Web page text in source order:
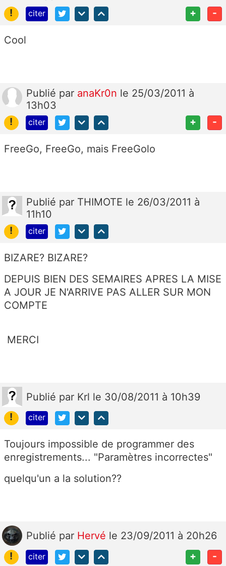
!
citer + -
Cool
Publié par anaKr0n le 25/03/2011 à
13h03
!
citer + -
FreeGo, FreeGo, mais FreeGolo
Publié par THIMOTE le 26/03/2011 à
11h10
!
citer
BIZARE? BIZARE?
DEPUIS BIEN DES SEMAIRES APRES LA MISE
A JOUR JE N'ARRIVE PAS ALLER SUR MON
COMPTE
MERCI
Publié par Krl le 30/08/2011 à 10h39
!
citer
Toujours impossible de programmer des
enregistrements... "Paramètres incorrectes"
quelqu'un a la solution??
Publié par Hervé le 23/09/2011 à 20h26
!
citer + -